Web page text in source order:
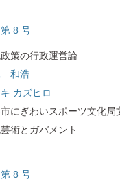
8 号
策の行政運営論
和浩
カズヒロ
にぎわいスポーツ文化局
術とガバメント
8 号